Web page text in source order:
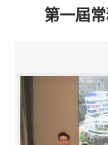
第一屆